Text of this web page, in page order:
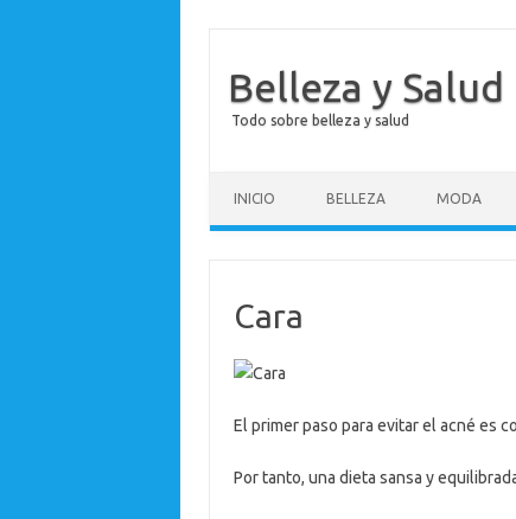
Belleza y Salud
Todo sobre belleza y salud
INICIO BELLEZA MODA
Cara
El primer paso para evitar el acné es
Por tanto, una dieta sansa y